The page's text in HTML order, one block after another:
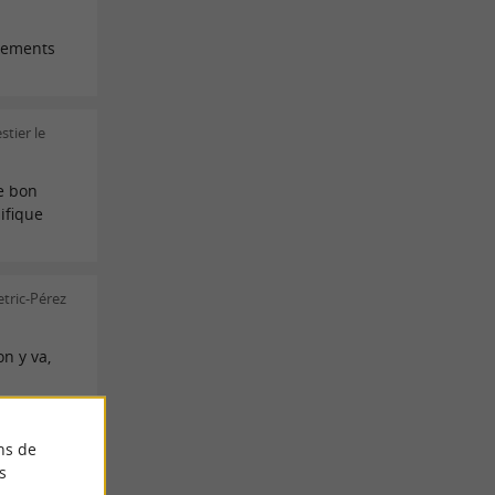
le
bon
Pérez
y va,
AVIS
de